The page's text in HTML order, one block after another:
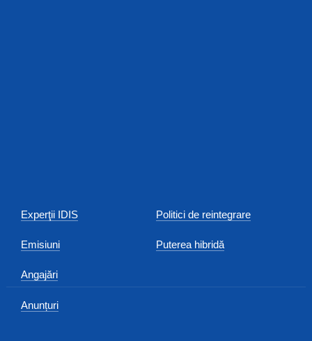
Experţii IDIS
Emisiuni
Angajări
Anunțuri
Politici de reintegrare
Puterea hibridă